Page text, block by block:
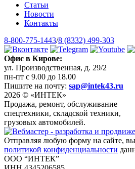
Статьи
Новости
Контакты
8-800-775-1443/8 (8332) 499-303
Офис в Кирове:
ул. Производственная, д. 29/2
пн-пт с 9.00 до 18.00
Пишите на почту: sap@intek43.ru
2026 © «ИНТЕК»
Продажа, ремонт, обслуживание
спецтехники, складской техники,
грузовых автомобилей.
Отправляя любую форму на сайте, вы
политикой конфиденциальности
ООО “ИНТЕК”